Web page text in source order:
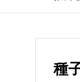
種